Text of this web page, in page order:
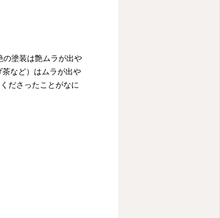
の塗装は艶ムラが出や
など）はムラが出や
ださったことがなに